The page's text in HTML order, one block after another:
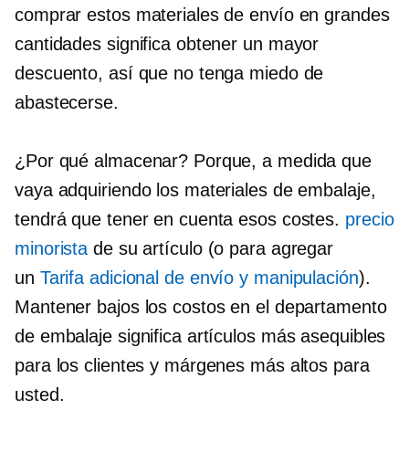
comprar estos materiales de envío en grandes
cantidades significa obtener un mayor
descuento, así que no tenga miedo de
abastecerse.
¿Por qué almacenar? Porque, a medida que
vaya adquiriendo los materiales de embalaje,
tendrá que tener en cuenta esos costes. precio
minorista de su artículo (o para agregar
un Tarifa adicional de envío y manipulación).
Mantener bajos los costos en el departamento
de embalaje significa artículos más asequibles
para los clientes y márgenes más altos para
usted.